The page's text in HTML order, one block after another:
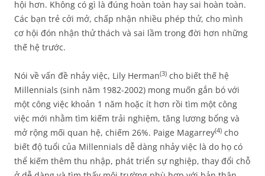
hội hơn. Không có gì là đúng hoàn toàn hay sai hoàn toàn.
Các bạn trẻ cởi mở, chấp nhận nhiều phép thử, cho mình
cơ hội đón nhận thử thách và sai lầm trong đời hơn những
thế hệ trước.
Nói về vấn đề nhảy việc, Lily Herman(3) cho biết thế hệ
Millennials (sinh năm 1982-2002) mong muốn gắn bó với
một công việc khoản 1 năm hoặc ít hơn rồi tìm một công
việc mới nhằm tìm kiếm trải nghiệm, tăng lương bổng và
mở rộng mối quan hệ, chiếm 26%. Paige Magarrey(4) cho
biết độ tuổi của Millennials dễ dàng nhảy việc là do họ có
thể kiếm thêm thu nhập, phát triển sự nghiệp, thay đổi chỗ